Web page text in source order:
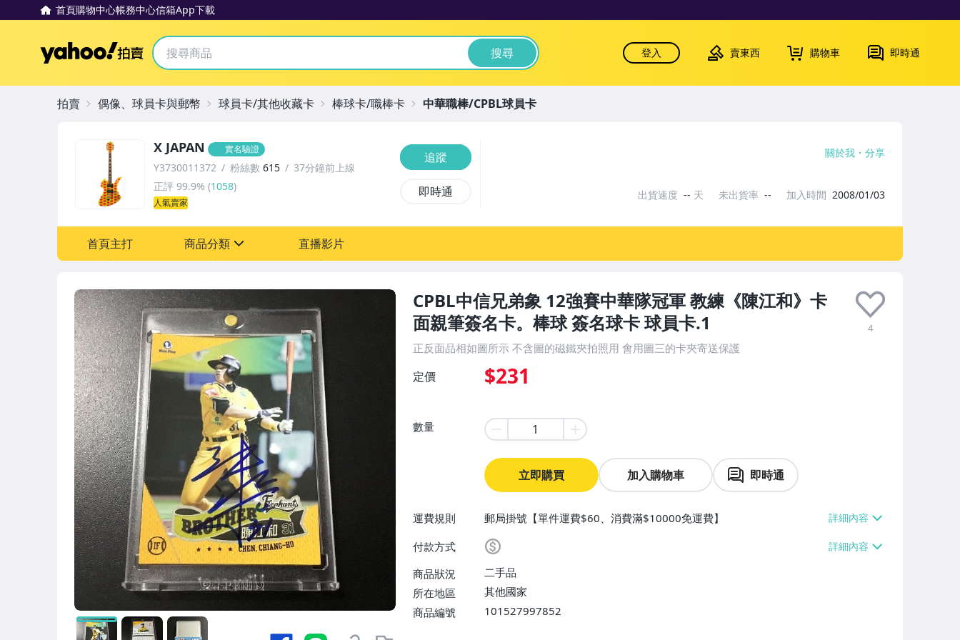
首頁購物中心帳務中心信箱App下載
Yahoo拍賣 搜尋 登入 賣東西 購物車 即時通
CPBL中信兄弟象 12強賽中華隊冠軍 教練《陳江和》卡
面親筆簽名卡。棒球 簽名球卡 球員卡.1
4
正反面品相如圖所示 不含圖的磁鐵夾拍照用 會用圖三的卡夾寄送保護
定價 $231
數量
立即購買 加入購物車 即時通
運費規則
郵局掛號【單件運費$60、消費滿$10000免運費】
付款方式
商品狀況
二手品
所在地區
其他國家
商品編號
101527997852
X JAPAN 實名驗證
Y3730011372 粉絲數 615
37分鐘前上線
正評 99.9% (1058)
人氣賣家
追蹤
即時通
關於我 分享
出貨速度 -- 天 未出貨率 -- 加入時間 2008/01/03
首頁主打 商品分類
偶像、球員卡與郵幣
運動、戶外與休閒
直播影片
拍賣 偶像、球員卡與郵幣 球員卡/其他收藏卡 棒球卡/職棒卡 中華職棒/CPBL球員卡